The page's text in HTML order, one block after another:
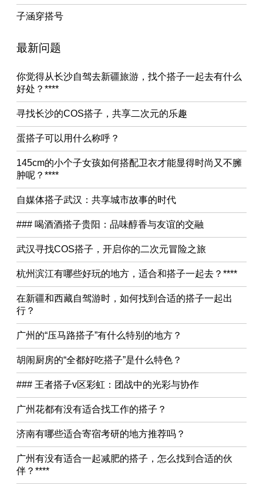
子涵穿搭号
最新问题
你觉得从长沙自驾去新疆旅游，找个搭子一起去有什么
好处？****
寻找长沙的COS搭子，共享二次元的乐趣
蛋搭子可以用什么称呼？
145cm的小个子女孩如何搭配卫衣才能显得时尚又不臃
肿呢？****
自媒体搭子武汉：共享城市故事的时代
### 喝酒酒搭子贵阳：品味醇香与友谊的交融
武汉寻找COS搭子，开启你的二次元冒险之旅
杭州滨江有哪些好玩的地方，适合和搭子一起去？****
在新疆和西藏自驾游时，如何找到合适的搭子一起出
行？
广州的“压马路搭子”有什么特别的地方？
胡闹厨房的“全都好吃搭子”是什么特色？
### 王者搭子v区彩虹：团战中的光彩与协作
广州花都有没有适合找工作的搭子？
济南有哪些适合寄宿考研的地方推荐吗？
广州有没有适合一起减肥的搭子，怎么找到合适的伙
伴？****